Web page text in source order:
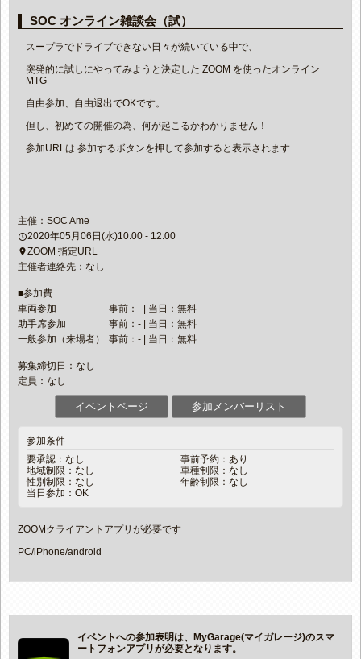
SOC オンライン雑談会（試）
スープラでドライブできない日々が続いている中で、
突発的に試しにやってみようと決定した ZOOM を使ったオンライン
MTG
自由参加、自由退出でOKです。
但し、初めての開催の為、何が起こるかわかりません！
参加URLは 参加するボタンを押して参加すると表示されます
主催：SOC Ame
access_time2020年05月06日(水)10:00 - 12:00
placeZOOM 指定URL
主催者連絡先：なし
■参加費
車両参加
事前：- | 当日：無料
助手席参加
事前：- | 当日：無料
一般参加（来場者）
事前：- | 当日：無料
募集締切日：なし
定員：なし
イベントページ 参加メンバーリスト
参加条件
要承認：なし
事前予約：あり
地域制限：なし
車種制限：なし
性別制限：なし
年齢制限：なし
当日参加：OK
ZOOMクライアントアプリが必要です
PC/iPhone/android
イベントへの参加表明は、MyGarage(マイガレージ)のスマ
ートフォンアプリが必要となります。